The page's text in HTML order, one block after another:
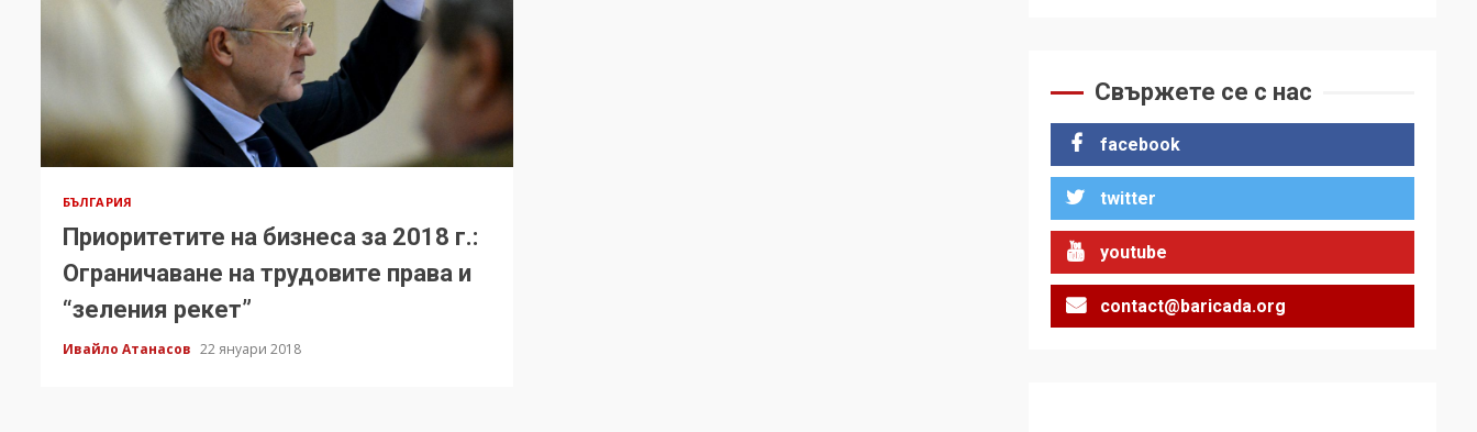
БЪЛГАРИЯ
Приоритетите на бизнеса за 2018 г.:
Ограничаване на трудовите права и
“зеления рекет”
Ивайло Атанасов 22 януари 2018
Свържете се с нас
facebook
twitter
youtube
contact@baricada.org